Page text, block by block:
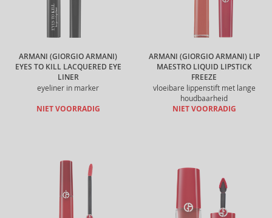
ARMANI (GIORGIO ARMANI)
EYES TO KILL LACQUERED EYE
LINER
eyeliner in marker
NIET VOORRADIG
ARMANI (GIORGIO ARMANI) LIP
MAESTRO LIQUID LIPSTICK
FREEZE
vloeibare lippenstift met lange
houdbaarheid
NIET VOORRADIG